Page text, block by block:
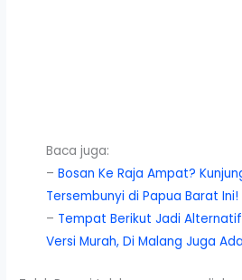
Baca juga:
–Bosan Ke Raja Ampat?
Tersembunyi di Papua Barat Ini!
– Tempat Berikut Jadi
Versi Murah, Di Malang Juga